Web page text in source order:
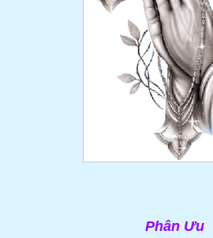
Phân Ưu